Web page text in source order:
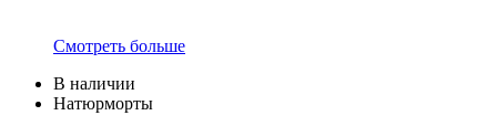
Смотреть больше
В наличии
Натюрморты